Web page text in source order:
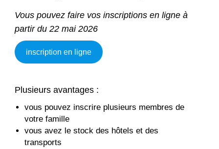
Vous pouvez faire vos inscriptions en ligne à
partir du 22 mai 2026
inscription en ligne
Plusieurs avantages :
vous pouvez inscrire plusieurs membres de
votre famille
vous avez le stock des hôtels et des
transports